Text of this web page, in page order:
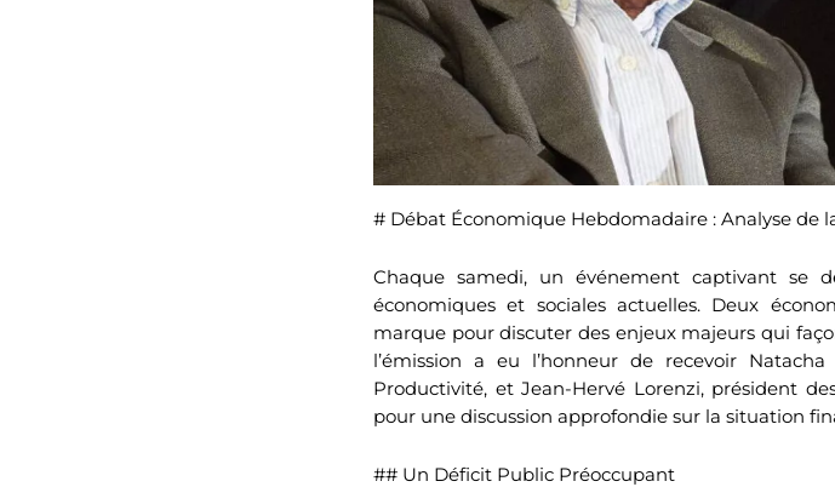
# Débat Économique Hebdomadaire : Analyse de
Chaque samedi, un événement captivant se
économiques et sociales actuelles. Deux
marque pour discuter des enjeux majeurs qui
l’émission a eu l’honneur de recevoir
Productivité, et Jean-Hervé Lorenzi, président
pour une discussion approfondie sur la situation
## Un Déficit Public Préoccupant